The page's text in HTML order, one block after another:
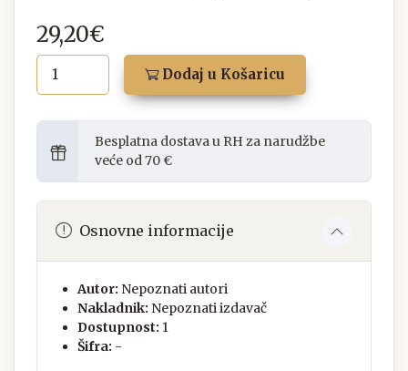
29,20€
Dodaj u Košaricu
Besplatna dostava u RH za narudžbe
veće od 70 €
Osnovne informacije
Autor: Nepoznati autori
Nakladnik: Nepoznati izdavač
Dostupnost: 1
Šifra: -